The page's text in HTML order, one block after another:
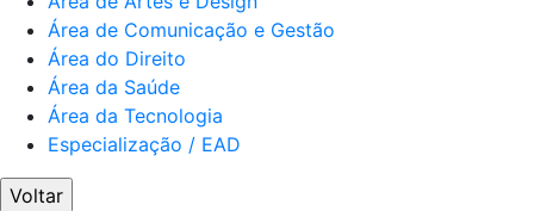
Área de Comunicação e Gestão
Área do Direito
Área da Saúde
Área da Tecnologia
Especialização / EAD
Voltar